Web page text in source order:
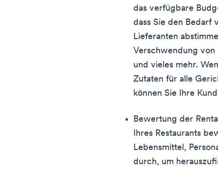
das verfügbare
dass Sie den Bedarf
Lieferanten
Verschwendung
und vieles mehr.
Zutaten für alle
können Sie Ihre
Bewertung der
Ihres Restaurants
Lebensmittel,
durch, um